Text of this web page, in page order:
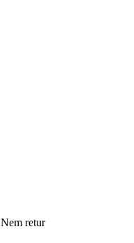
Nem retur